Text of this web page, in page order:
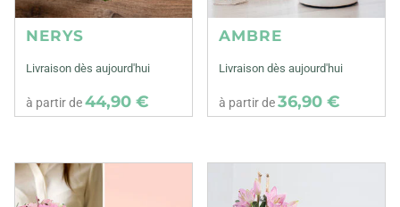
NERYS
Livraison dès aujourd'hui
à partir de44,90 €
AMBRE
Livraison dès aujourd'hui
à partir de36,90 €